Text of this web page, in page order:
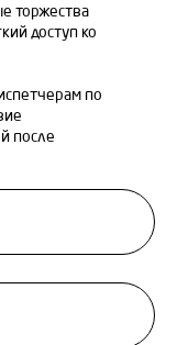
торжества
доступ ко
по
после